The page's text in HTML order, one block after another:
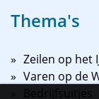
Thema's
Zeilen op het
Varen op de
Bedrijfsuitjes